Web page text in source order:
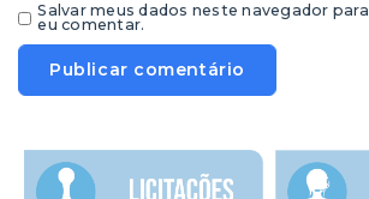
Salvar meus dados neste navegador
eu comentar.